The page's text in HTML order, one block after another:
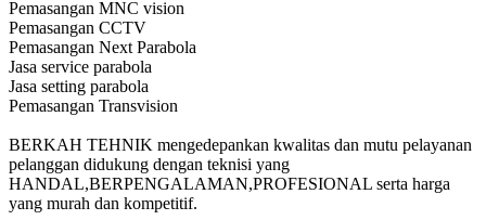
Pemasangan MNC vision
Pemasangan CCTV
Pemasangan Next Parabola
Jasa service parabola
Jasa setting parabola
Pemasangan Transvision
BERKAH TEHNIK mengedepankan kwalitas dan mutu pelayanan
pelanggan didukung dengan teknisi yang
HANDAL,BERPENGALAMAN,PROFESIONAL serta harga
yang murah dan kompetitif.